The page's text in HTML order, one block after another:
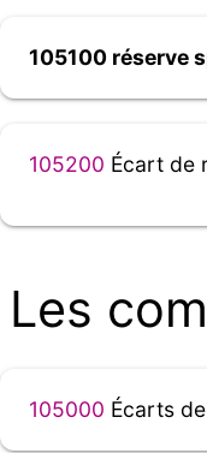
105100 réserve
105200 Écart de
Les
105000 Écarts